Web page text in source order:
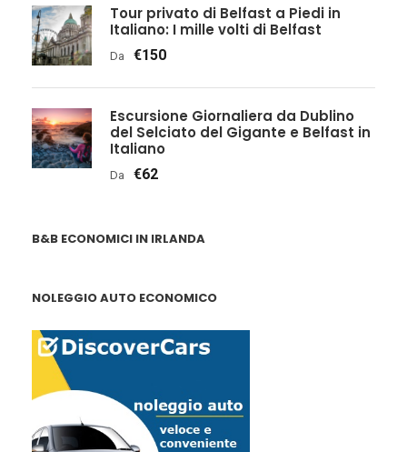
Tour privato di Belfast a Piedi in
Italiano: I mille volti di Belfast
Da €150
Escursione Giornaliera da Dublino
del Selciato del Gigante e Belfast in
Italiano
Da €62
B&B ECONOMICI IN IRLANDA
NOLEGGIO AUTO ECONOMICO